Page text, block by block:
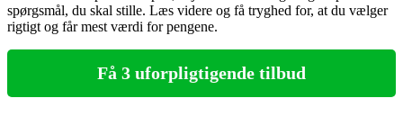
spørgsmål, du skal stille. Læs videre og få tryghed for, at du vælger
rigtigt og får mest værdi for pengene.
Få 3 uforpligtigende tilbud